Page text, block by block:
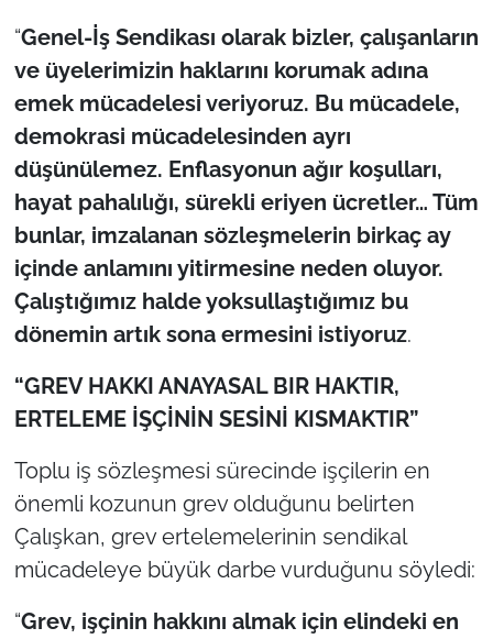
“Genel-İş Sendikası olarak bizler, çalışanların
ve üyelerimizin haklarını korumak adına
emek mücadelesi veriyoruz. Bu mücadele,
demokrasi mücadelesinden ayrı
düşünülemez. Enflasyonun ağır koşulları,
hayat pahalılığı, sürekli eriyen ücretler… Tüm
bunlar, imzalanan sözleşmelerin birkaç ay
içinde anlamını yitirmesine neden oluyor.
Çalıştığımız halde yoksullaştığımız bu
dönemin artık sona ermesini istiyoruz.
“GREV HAKKI ANAYASAL BIR HAKTIR,
ERTELEME İŞÇİNİN SESİNİ KISMAKTIR”
Toplu iş sözleşmesi sürecinde işçilerin en
önemli kozunun grev olduğunu belirten
Çalışkan, grev ertelemelerinin sendikal
mücadeleye büyük darbe vurduğunu söyledi:
“Grev, işçinin hakkını almak için elindeki en
Magazin
İş Dünyası
English News
Canlı Maç
Finans
Genel-A
Gündem-Eğitim